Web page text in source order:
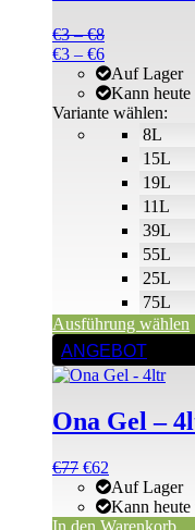
€3 –€8Preisspanne:
€3
bis
€8
€3 – €6Preisspanne:
€3
bis
€6
8L
15L
19L
11L
39L
55L
25L
75L
Auf Lager
Kann heute
Variante wählen:
Ausführung wählen
auf.
Die
Optionen
können
der
Produktseite
gewählt
ANGEBOT
Ona Gel –
Ursprünglicher
Preis
war:
€77
€77Aktueller
Preis
ist:
€77.
€62
Auf Lager
Kann heute
In den Warenkorb